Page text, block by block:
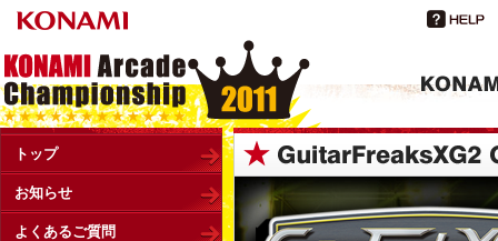
トップ
お知らせ
よくあるご質問